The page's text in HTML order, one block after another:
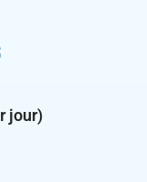
jour)